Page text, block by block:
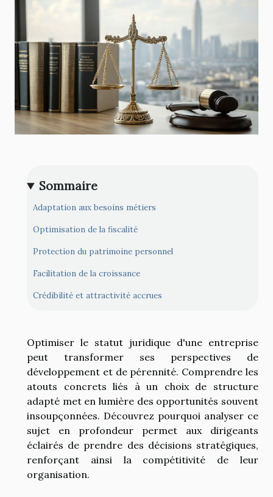
Sommaire
Adaptation aux besoins métiers
Optimisation de la fiscalité
Protection du patrimoine personnel
Facilitation de la croissance
Crédibilité et attractivité accrues
Optimiser le statut juridique d'une entreprise
peut transformer ses perspectives de
développement et de pérennité. Comprendre les
atouts concrets liés à un choix de structure
adapté met en lumière des opportunités souvent
insoupçonnées. Découvrez pourquoi analyser ce
sujet en profondeur permet aux dirigeants
éclairés de prendre des décisions stratégiques,
renforçant ainsi la compétitivité de leur
organisation.